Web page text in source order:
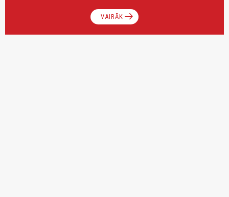
VAIRĀK arrow_right_alt